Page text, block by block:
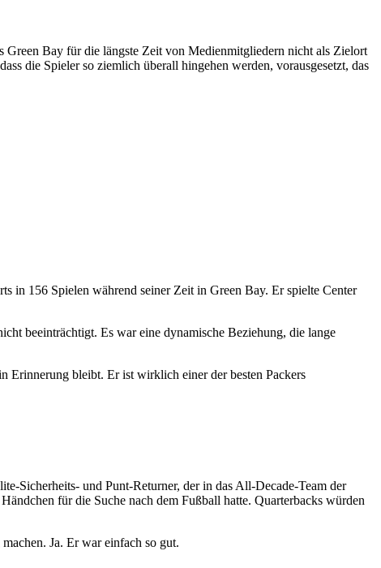
Green Bay für die längste Zeit von Medienmitgliedern nicht als Zielort
die Spieler so ziemlich überall hingehen werden, vorausgesetzt, das
in 156 Spielen während seiner Zeit in Green Bay. Er spielte Center
beeinträchtigt. Es war eine dynamische Beziehung, die lange
Erinnerung bleibt. Er ist wirklich einer der besten Packers
Sicherheits- und Punt-Returner, der in das All-Decade-Team der
für die Suche nach dem Fußball hatte. Quarterbacks würden
Ja. Er war einfach so gut.